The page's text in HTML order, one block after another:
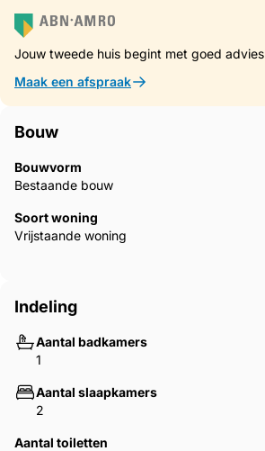
Jouw tweede huis begint met goed advies
Maak een afspraak
Bouw
Bouwvorm
Bestaande bouw
Soort woning
Vrijstaande woning
Indeling
Aantal badkamers
1
Aantal slaapkamers
2
Aantal toiletten